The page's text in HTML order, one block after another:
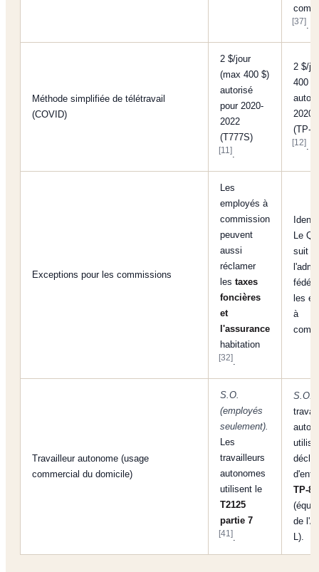
[37]
Méthode simplifiée de télétravail
(COVID)
2 $/jour
(max 400 $)
autorisé
pour 2020-
2022
(T777S)
[11]
2 $/
400 $)
2020-
(TP-
[12]
Exceptions pour les commissions
Les
employés à
commission
peuvent
aussi
réclamer
les taxes
foncières
et
l'assurance
habitation
[32]
Le
suit
les
à
Travailleur autonome (usage
commercial du domicile)
S.O.
(employés
seulement).
Les
travailleurs
autonomes
utilisent le
T2125
partie 7
[41]
S.O.
TP-
de
L).